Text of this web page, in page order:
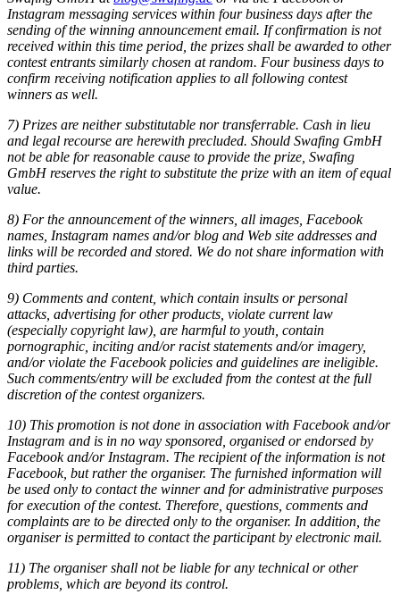
Instagram messaging services within four business days after the
sending of the winning announcement email. If confirmation is not
received within this time period, the prizes shall be awarded to other
contest entrants similarly chosen at random. Four business days to
confirm receiving notification applies to all following contest
winners as well.
7) Prizes are neither substitutable nor transferrable. Cash in lieu
and legal recourse are herewith precluded. Should Swafing GmbH
not be able for reasonable cause to provide the prize, Swafing
GmbH reserves the right to substitute the prize with an item of equal
value.
8) For the announcement of the winners, all images, Facebook
names, Instagram names and/or blog and Web site addresses and
links will be recorded and stored. We do not share information with
third parties.
9) Comments and content, which contain insults or personal
attacks, advertising for other products, violate current law
(especially copyright law), are harmful to youth, contain
pornographic, inciting and/or racist statements and/or imagery,
and/or violate the Facebook policies and guidelines are ineligible.
Such comments/entry will be excluded from the contest at the full
discretion of the contest organizers.
10) This promotion is not done in association with Facebook and/or
Instagram and is in no way sponsored, organised or endorsed by
Facebook and/or Instagram. The recipient of the information is not
Facebook, but rather the organiser. The furnished information will
be used only to contact the winner and for administrative purposes
for execution of the contest. Therefore, questions, comments and
complaints are to be directed only to the organiser. In addition, the
organiser is permitted to contact the participant by electronic mail.
11) The organiser shall not be liable for any technical or other
problems, which are beyond its control.